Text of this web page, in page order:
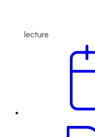
lecture